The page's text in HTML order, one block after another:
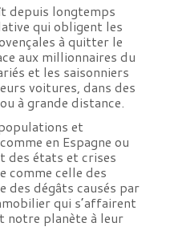
depuis longtemps
qui obligent les
à quitter le
aux millionnaires du
et les saisonniers
voitures, dans des
à grande distance.
et
en Espagne ou
des états et crises
comme celle des
dégâts causés par
qui s’affairent
notre planète à leur